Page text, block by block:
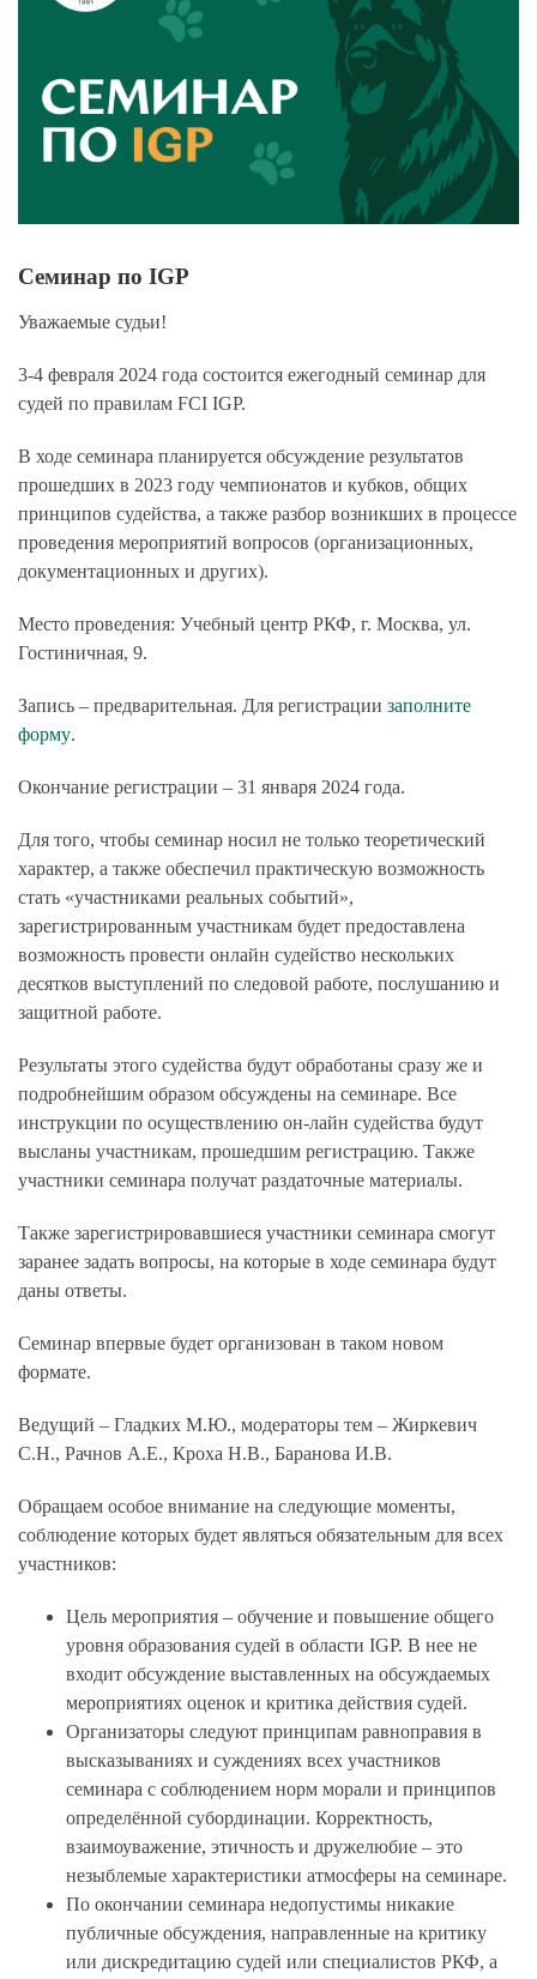
Семинар по IGP
Уважаемые судьи!
3-4 февраля 2024 года состоится ежегодный семинар для
судей по правилам FCI IGP.
В ходе семинара планируется обсуждение результатов
прошедших в 2023 году чемпионатов и кубков, общих
принципов судейства, а также разбор возникших в процессе
проведения мероприятий вопросов (организационных,
документационных и других).
Место проведения: Учебный центр РКФ, г. Москва, ул.
Гостиничная, 9.
Запись – предварительная. Для регистрации заполните
форму.
Окончание регистрации – 31 января 2024 года.
Для того, чтобы семинар носил не только теоретический
характер, а также обеспечил практическую возможность
стать «участниками реальных событий»,
зарегистрированным участникам будет предоставлена
возможность провести онлайн судейство нескольких
десятков выступлений по следовой работе, послушанию и
защитной работе.
Результаты этого судейства будут обработаны сразу же и
подробнейшим образом обсуждены на семинаре. Все
инструкции по осуществлению он-лайн судейства будут
высланы участникам, прошедшим регистрацию. Также
участники семинара получат раздаточные материалы.
Также зарегистрировавшиеся участники семинара смогут
заранее задать вопросы, на которые в ходе семинара будут
даны ответы.
Семинар впервые будет организован в таком новом
формате.
Ведущий – Гладких М.Ю., модераторы тем – Жиркевич
С.Н., Рачнов А.Е., Кроха Н.В., Баранова И.В.
Обращаем особое внимание на следующие моменты,
соблюдение которых будет являться обязательным для всех
участников:
Цель мероприятия – обучение и повышение общего
уровня образования судей в области IGP. В нее не
входит обсуждение выставленных на обсуждаемых
мероприятиях оценок и критика действия судей.
Организаторы следуют принципам равноправия в
высказываниях и суждениях всех участников
семинара с соблюдением норм морали и принципов
определённой субординации. Корректность,
взаимоуважение, этичность и дружелюбие – это
незыблемые характеристики атмосферы на семинаре.
По окончании семинара недопустимы никакие
публичные обсуждения, направленные на критику
или дискредитацию судей или специалистов РКФ, а